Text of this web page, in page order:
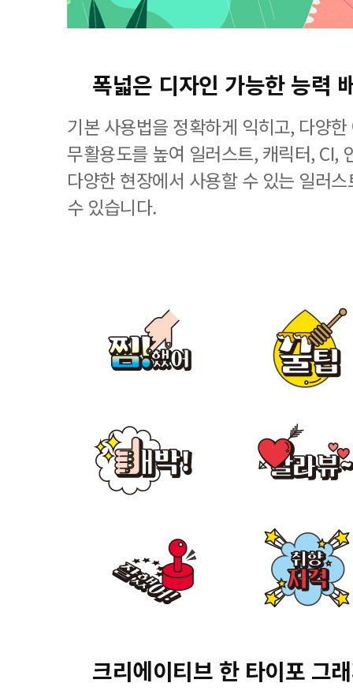
폭넓은 디자인 가능한 능력
기본 사용법을 정확하게 익히고, 다양
무활용도를 높여 일러스트, 캐릭터, CI,
다양한 현장에서 사용할 수 있는 일러
수 있습니다.
크리에이티브 한 타이포 그